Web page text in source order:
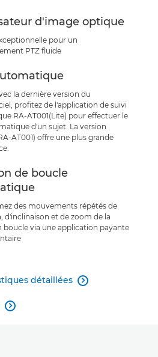
d'image optique
pour un
PTZ fluide
la dernière version du
profitez de l'application de suivi
RA-AT001(Lite) pour effectuer le
d'un sujet. La version
AT001) offre une plus grande
de boucle
des mouvements répétés de
d'inclinaison et de zoom de la
boucle via une application payante
détaillées 
